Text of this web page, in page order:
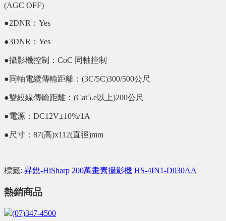
(AGC OFF)
●2DNR：Yes
●3DNR：Yes
●攝影機控制：CoC 同軸控制
●同軸電纜傳輸距離：(3C/5C)300/500公尺
●雙絞線傳輸距離：(Cat5.e以上)200公尺
●電源：DC12V±10%/1A
●尺寸：87(高)x112(直徑)mm
標籤: 昇銳-HiSharp 200萬畫素攝影機 HS-4IN1-D030AA
熱銷商品
(07)347-4500